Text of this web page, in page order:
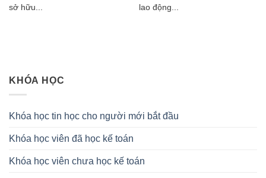
sở hữu...
lao động...
KHÓA HỌC
Khóa học tin học cho người mới bắt đầu
Khóa học viên đã học kế toán
Khóa học viên chưa học kế toán